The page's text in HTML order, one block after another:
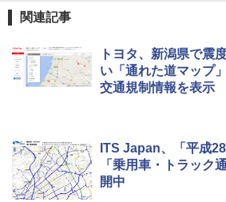
関連記事
トヨタ、新潟県で震
い「通れた道マップ
交通規制情報を表示
ITS Japan、「平成
「乗用車・トラック
開中